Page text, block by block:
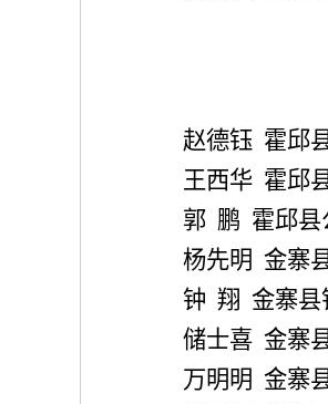
赵德钰 霍邱
王西华 霍邱
郭 鹏 霍邱县
杨先明 金寨
钟 翔 金寨县
储士喜 金寨
万明明 金寨